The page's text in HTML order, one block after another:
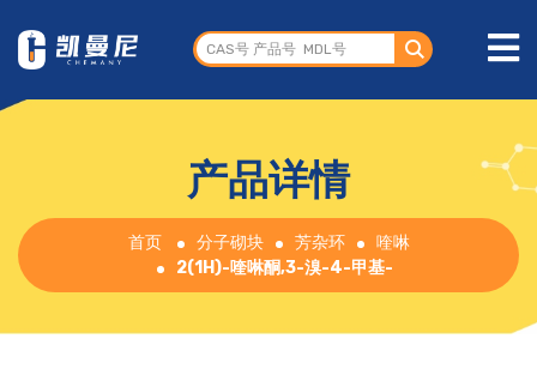
产品详情
首页 分子砌块 芳杂环
喹啉
2(1H)-喹啉酮,3-溴-4-甲基-